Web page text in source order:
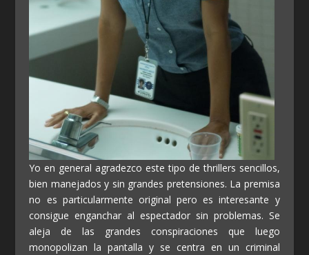
Yo en general agradezco este tipo de thrillers sencillos,
bien manejados y sin grandes pretensiones. La premisa
no es particularmente original pero es interesante y
consigue enganchar al espectador sin problemas. Se
aleja de las grandes conspiraciones que luego
monopolizan la pantalla y se centra en un criminal